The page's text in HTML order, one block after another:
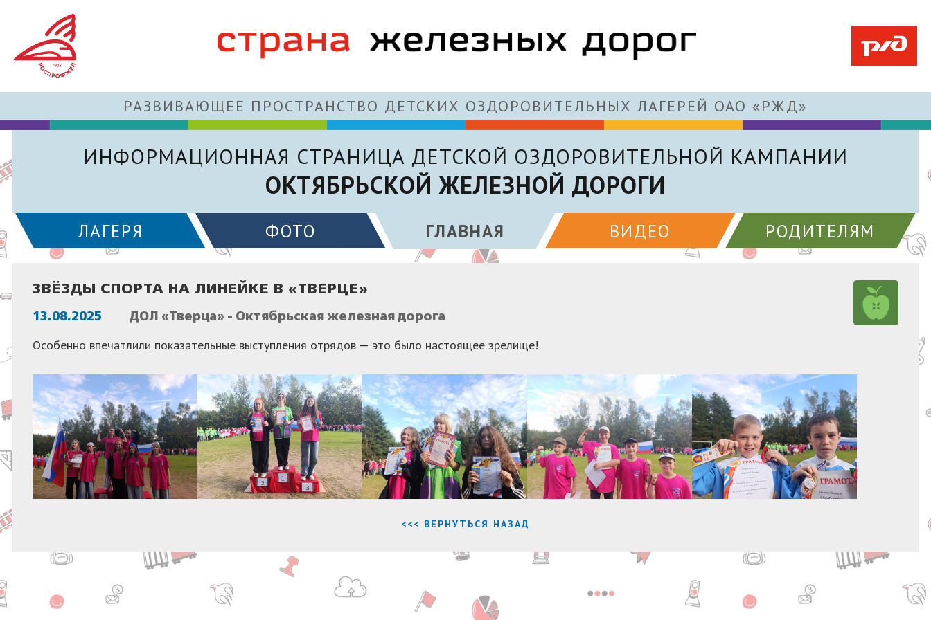
РАЗВИВАЮЩЕЕ ПРОСТРАНСТВО ДЕТСКИХ ОЗДОРОВИТЕЛЬНЫХ ЛАГЕРЕЙ ОАО «РЖД»
ИНФОРМАЦИОННАЯ СТРАНИЦА ДЕТСКОЙ ОЗДОРОВИТЕЛЬНОЙ КАМПАНИИ
ОКТЯБРЬСКОЙ ЖЕЛЕЗНОЙ ДОРОГИ
ЛАГЕРЯ ФОТО ГЛАВНАЯ ВИДЕО РОДИТЕЛЯМ
ЗВЁЗДЫ СПОРТА НА ЛИНЕЙКЕ В «ТВЕРЦЕ»
13.08.2025 ДОЛ «Тверца» - Октябрьская железная дорога
Особенно впечатлили показательные выступления отрядов — это было настоящее зрелище!
<<< ВЕРНУТЬСЯ НАЗАД